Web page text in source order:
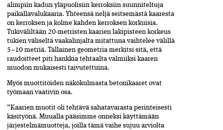
alimpiin kadun yläpuolisiin kerroksiin suunniteltuja
paikallavalukaaria. Yhteensä neljä seitsemästä kaaresta
on kerroksen ja kolme kahden kerroksen korkuisia.
Tukiväliltään 20-metristen kaarien lakipisteen korkeus
tukien väliseltä vaakalinjalta mitattuna vaihtelee välillä
5–10 metriä. Tällainen geometria merkitsi sitä, että
raudoitteet piti hankkia tehtaalta valmiiksi kaaren
muodon mukaisesti taivutettuina.
Myös muottitöiden näkökulmasta betonikaaret ovat
työmaan vaativin osa.
”Kaarien muotit oli tehtävä sahatavarasta perinteisesti
käsityönä. Muualla pääsimme onneksi käyttämään
järjestelmämuotteja, joilla tämä vaihe sujuu arviolta